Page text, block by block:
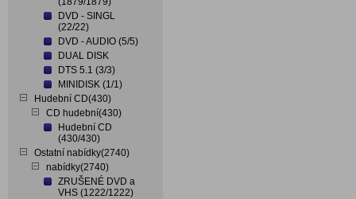
DVD - SINGL
(22/22)
DVD - AUDIO (5/5)
DUAL DISK
DTS 5.1 (3/3)
MINIDISK (1/1)
Hudební CD(430)
CD hudební(430)
Hudební CD
(430/430)
Ostatní nabídky(2740)
nabídky(2740)
ZRUŠENÉ DVD a
VHS (1222/1222)